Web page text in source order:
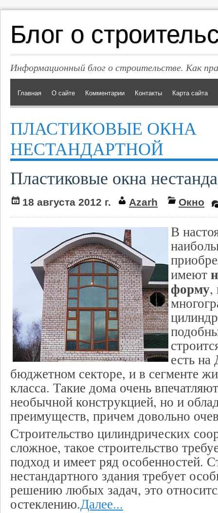
Блог о
Информационный блог о строительстве. Как
Главная О сайте Комментарии Контакты Карта сайта
ПЛАСТИКОВЫЕ ОКНА
НЕСТАНДАРТНОЙ
Пластиковые окна
18 августа 2012 г. Azarh Окно
В
имеют
форму,
есть на
бюджетном секторе, и в сегменте
класса. Такие дома очень
необычной конструкцией, но и
преимуществ, причем довольно
Строительство цилиндрических
сложное, такое строительство
подход и имеет ряд особенностей.
нестандартного здания требует
решению любых задач, это
остеклению.Далее...